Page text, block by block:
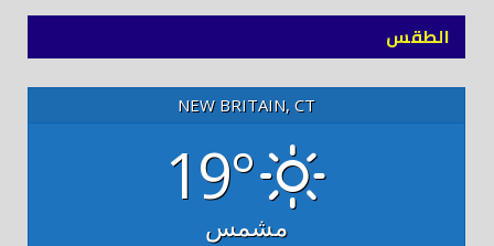
الطقس
NEW BRITAIN, CT
19°
مشمس